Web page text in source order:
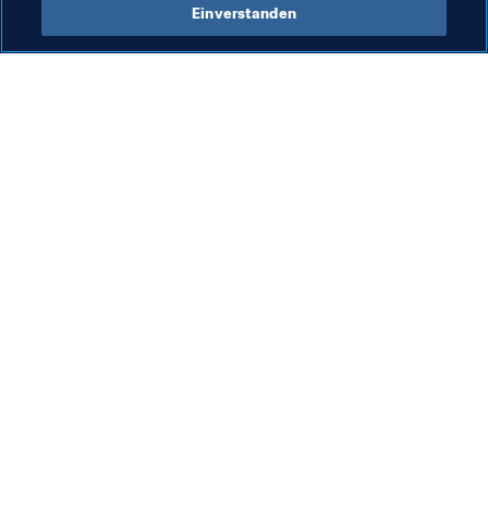
Einverstanden